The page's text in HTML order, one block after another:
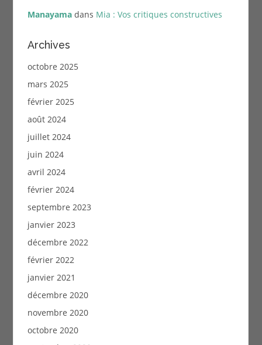
Manayamadans Mia : Vos critiques constructives
Archives
octobre 2025
mars 2025
février 2025
août 2024
juillet 2024
juin 2024
avril 2024
février 2024
septembre 2023
janvier 2023
décembre 2022
février 2022
janvier 2021
décembre 2020
novembre 2020
octobre 2020